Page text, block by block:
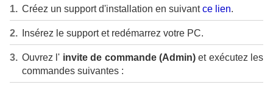
Créez un support d'installation en suivantce lien.
Insérez le support et redémarrez votre PC.
Ouvrez l' invite de commande (Admin)et exécutez les
commandes suivantes :